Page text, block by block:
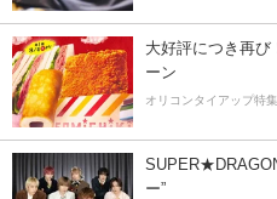
大好評につき再
ーン
オリコンタイアップ特集
ー”